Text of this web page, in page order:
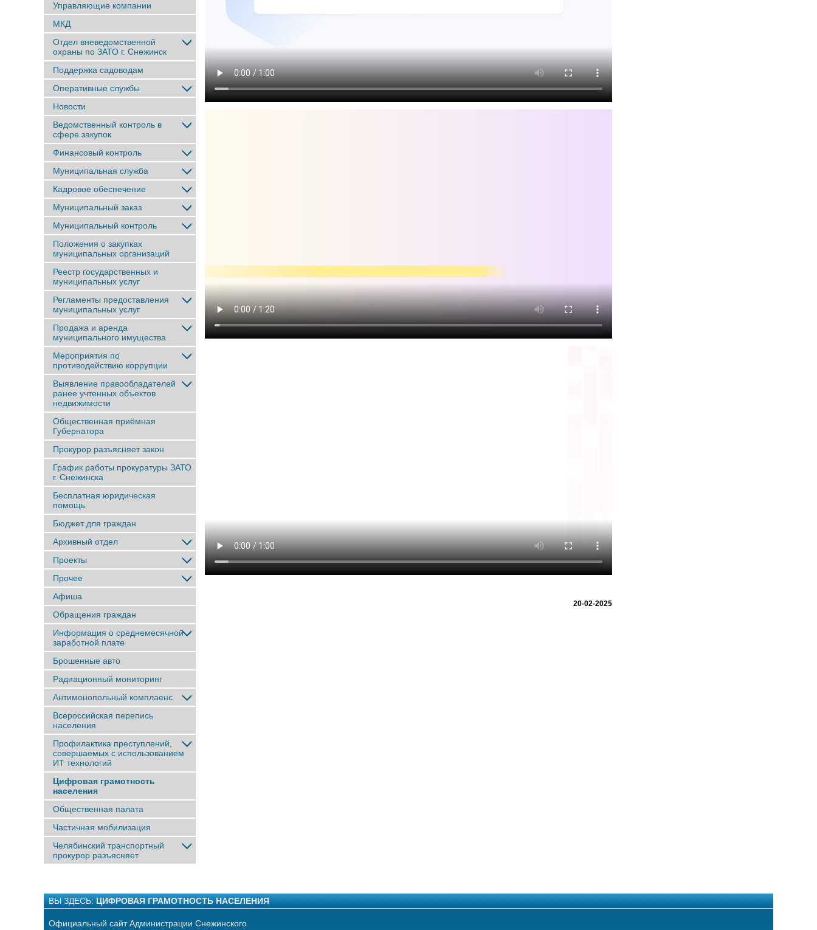
Управляющие компании
МКД
Отдел вневедомственной
охраны по ЗАТО г. Снежинск
Поддержка садоводам
Оперативные службы
Новости
Ведомственный контроль в
сфере закупок
Финансовый контроль
Муниципальная служба
Кадровое обеспечение
Муниципальный заказ
Муниципальный контроль
Положения о закупках
муниципальных организаций
Реестр государственных и
муниципальных услуг
Регламенты предоставления
муниципальных услуг
Продажа и аренда
муниципального имущества
Мероприятия по
противодействию коррупции
Выявление правообладателей
ранее учтенныx объектов
недвижимости
Общественная приёмная
Губернатора
Прокурор разъясняет закон
График работы прокуратуры ЗАТО
г. Снежинска
Бесплатная юридическая
помощь
Бюджет для граждан
Архивный отдел
Проекты
Прочее
Афиша
Обращения граждан
Информация о среднемесячной
заработной плате
Брошенные авто
Радиационный мониторинг
Антимонопольный комплаенс
Всероссийская перепись
населения
Профилактика преступлений,
совершаемых с использованием
ИТ технологий
Цифровая грамотность
населения
Общественная палата
Частичная мобилизация
Челябинский транспортный
прокурор разъясняет
20-02-2025
ВЫ ЗДЕСЬ: ЦИФРОВАЯ ГРАМОТНОСТЬ НАСЕЛЕНИЯ
Официальный сайт Администрации Снежинского